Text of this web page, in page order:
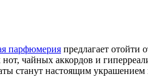
парфюмерия предлагает отойти
чайных аккордов и
станут настоящим